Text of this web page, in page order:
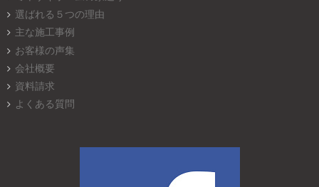
選ばれる５つの理由
主な施工事例
お客様の声集
会社概要
資料請求
よくある質問